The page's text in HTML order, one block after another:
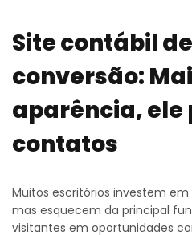
Site contábil
conversão:
aparência,
contatos
Muitos escritórios investem
mas esquecem da principal
visitantes em oportunidades